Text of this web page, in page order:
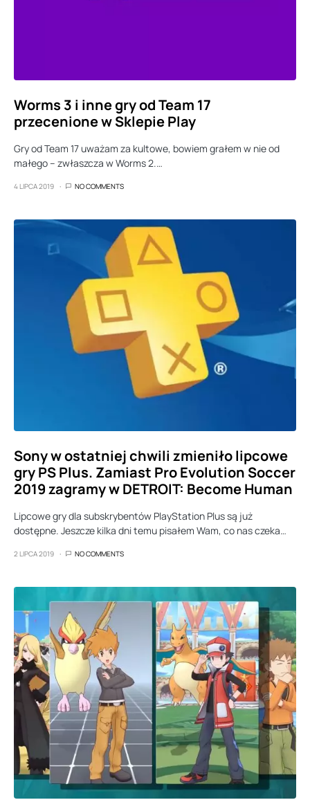
Worms 3 i inne gry od Team 17
przecenione w Sklepie Play
Gry od Team 17 uważam za kultowe, bowiem grałem w nie od
małego – zwłaszcza w Worms 2.…
4 LIPCA 2019 NO COMMENTS
Sony w ostatniej chwili zmieniło lipcowe
gry PS Plus. Zamiast Pro Evolution Soccer
2019 zagramy w DETROIT: Become Human
Lipcowe gry dla subskrybentów PlayStation Plus są już
dostępne. Jeszcze kilka dni temu pisałem Wam, co nas czeka…
2 LIPCA 2019 NO COMMENTS